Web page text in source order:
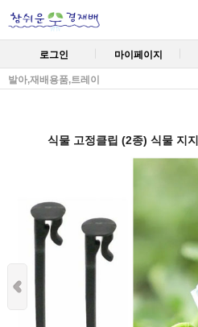
로그인 마이페이지
발아,재배용품,트레이
식물 고정클립 (2종) 식물 지